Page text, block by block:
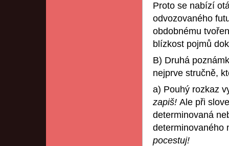
Proto se nabízí
odvozovaného
obdobnému
blízkost pojmů
B) Druhá
nejprve stručně,
a) Pouhý rozkaz
zapiš! Ale při
determinovaná
determinovaného
pocestuj!